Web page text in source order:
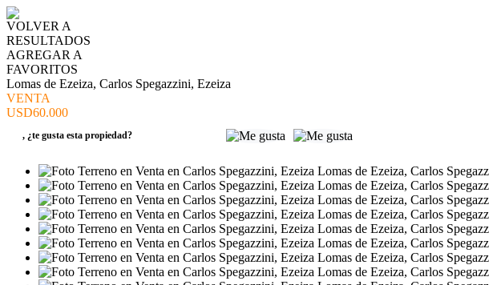
VOLVER A
RESULTADOS
AGREGAR A
FAVORITOS
Lomas de Ezeiza, Carlos Spegazzini, Ezeiza
VENTA
USD60.000
, ¿te gusta esta propiedad?